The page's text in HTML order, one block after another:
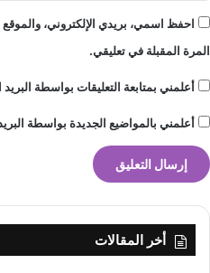
احفظ اسمي، بريدي الإلكتروني،
المرة المقبلة في تعليقي.
أعلمني بمتابعة التعليقات بواسطة البريد
أعلمني بالمواضيع الجديدة بواسطة
أخر المقالات